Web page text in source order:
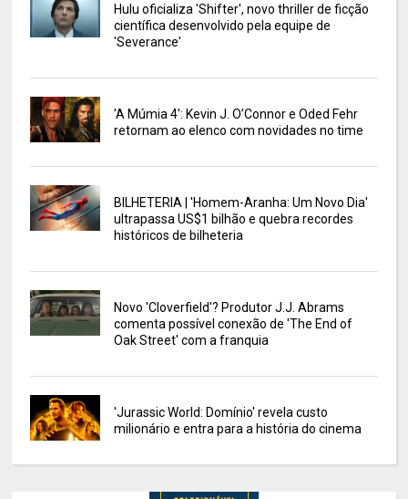
Hulu oficializa 'Shifter', novo thriller de ficção
científica desenvolvido pela equipe de
'Severance'
'A Múmia 4': Kevin J. O’Connor e Oded Fehr
retornam ao elenco com novidades no time
BILHETERIA | 'Homem-Aranha: Um Novo Dia'
ultrapassa US$1 bilhão e quebra recordes
históricos de bilheteria
Novo 'Cloverfield'? Produtor J.J. Abrams
comenta possível conexão de 'The End of
Oak Street' com a franquia
'Jurassic World: Domínio' revela custo
milionário e entra para a história do cinema